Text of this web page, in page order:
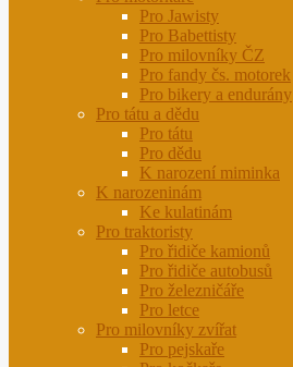
Pro Jawisty
Pro Babettisty
Pro milovníky ČZ
Pro fandy čs. motorek
Pro bikery a endurány
Pro tátu a dědu
Pro tátu
Pro dědu
K narození miminka
K narozeninám
Ke kulatinám
Pro traktoristy
Pro řidiče kamionů
Pro řidiče autobusů
Pro železničáře
Pro letce
Pro milovníky zvířat
Pro pejskaře